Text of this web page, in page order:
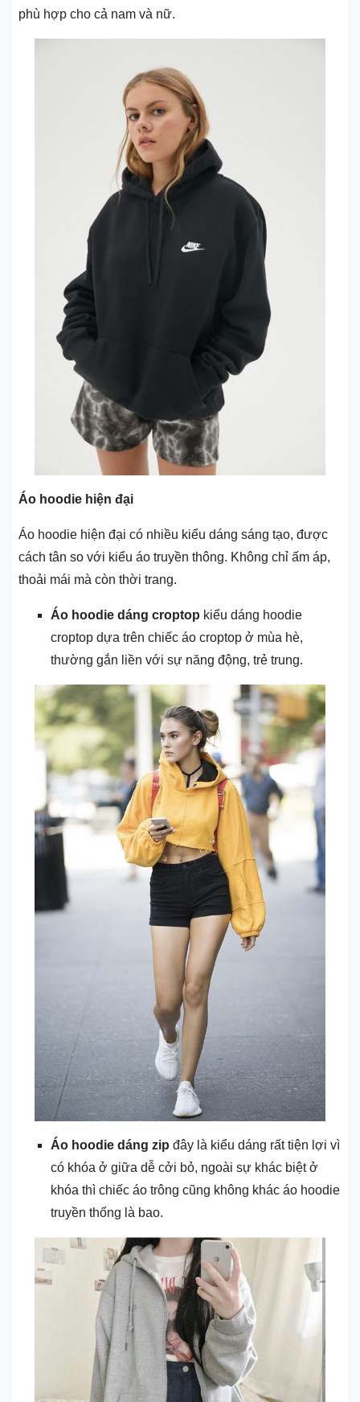
phù hợp cho cả nam và nữ.
Áo hoodie hiện đại
Áo hoodie hiện đại có nhiều kiểu dáng sáng tạo, được
cách tân so với kiểu áo truyền thông. Không chỉ ấm áp,
thoải mái mà còn thời trang.
Áo hoodie dáng croptop kiểu dáng hoodie
croptop dựa trên chiếc áo croptop ở mùa hè,
thường gắn liền với sự năng động, trẻ trung.
Áo hoodie dáng zip đây là kiểu dáng rất tiện lợi vì
có khóa ở giữa dễ cởi bỏ, ngoài sự khác biệt ở
khóa thì chiếc áo trông cũng không khác áo hoodie
truyền thống là bao.